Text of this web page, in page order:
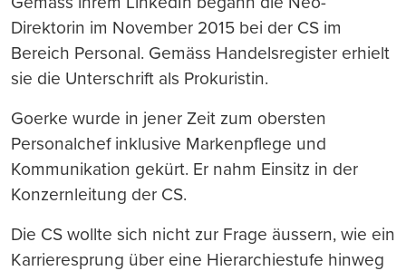
Direktorin im November 2015 bei der CS im
Bereich Personal. Gemäss Handelsregister erhielt
sie die Unterschrift als Prokuristin.
Goerke wurde in jener Zeit zum obersten
Personalchef inklusive Markenpflege und
Kommunikation gekürt. Er nahm Einsitz in der
Konzernleitung der CS.
Die CS wollte sich nicht zur Frage äussern, wie ein
Karrieresprung über eine Hierarchiestufe hinweg